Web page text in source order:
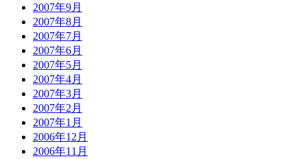
2007年9月
2007年8月
2007年7月
2007年6月
2007年5月
2007年4月
2007年3月
2007年2月
2007年1月
2006年12月
2006年11月